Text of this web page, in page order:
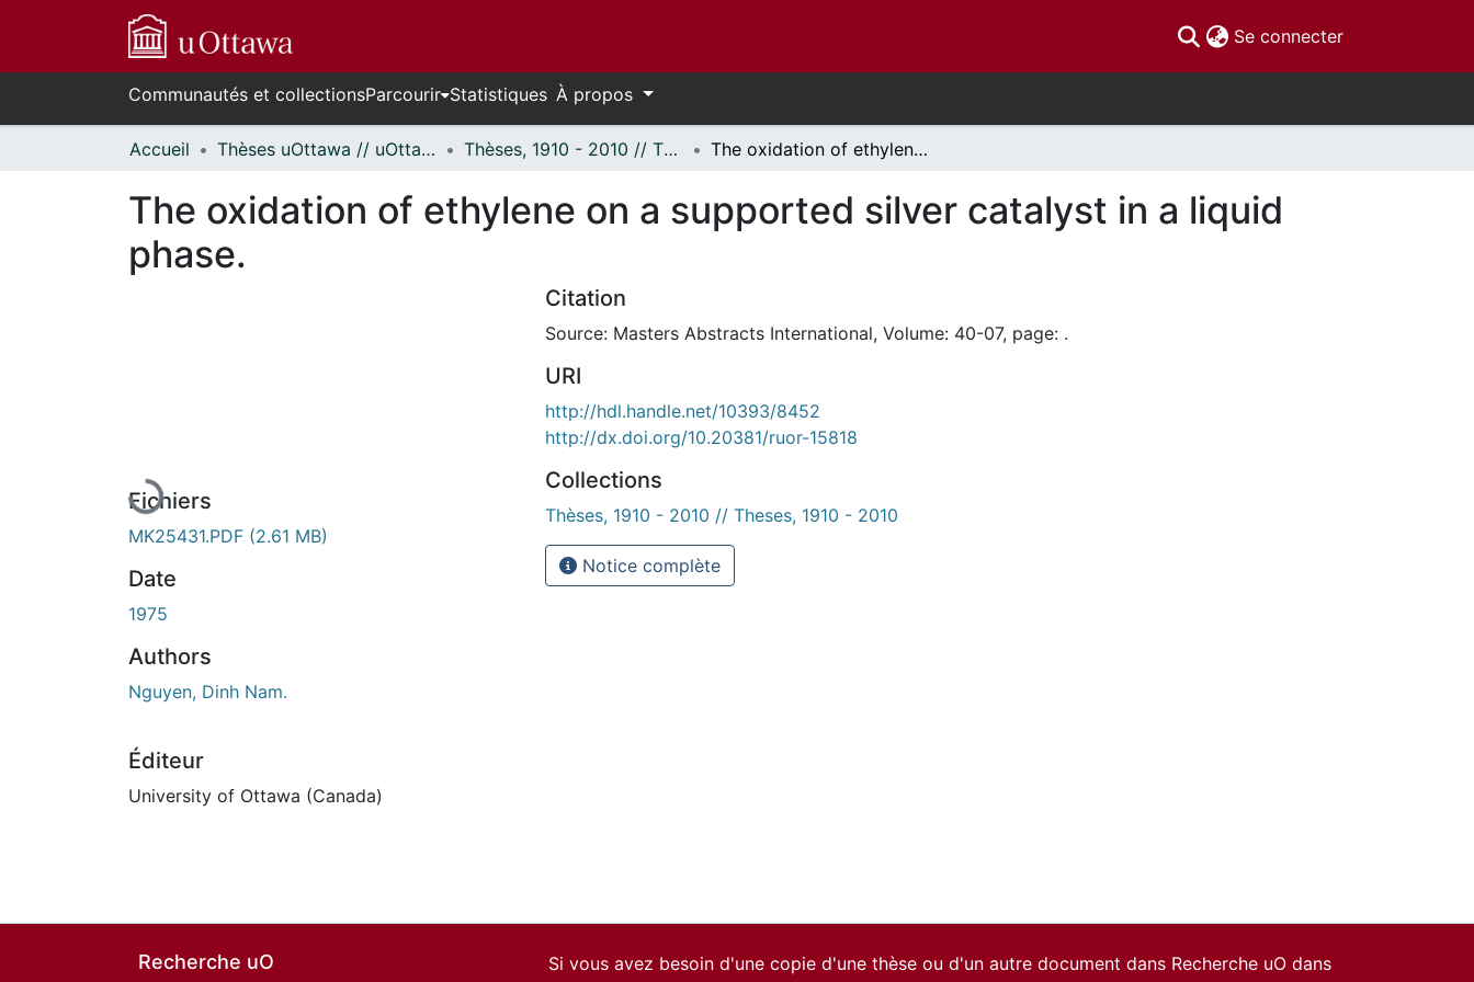
Se connecter(current)
Communautés et collectionsParcourir Statistiques À propos
Accueil Thèses uOttawa // uOttawa Theses Thèses, 1910 - 2010 // Theses, 1910 - 2010 The oxidation of ethylene on a supported silver catalyst in a liquid phase.
The oxidation of ethylene on a supported silver catalyst in a liquid
phase.
En cours de chargement...
Fichiers
MK25431.PDF (2.61 MB)
Date
1975
Authors
Nguyen, Dinh Nam.
Éditeur
University of Ottawa (Canada)
Citation
Source: Masters Abstracts International, Volume: 40-07, page: .
URI
http://hdl.handle.net/10393/8452
http://dx.doi.org/10.20381/ruor-15818
Collections
Thèses, 1910 - 2010 // Theses, 1910 - 2010
Notice complète
Recherche uO
Si vous avez besoin d'une copie d'une thèse ou d'un autre document dans Recherche uO dans